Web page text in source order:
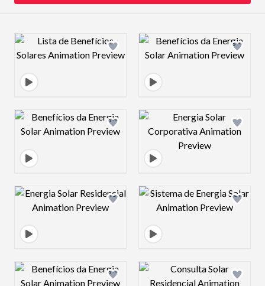
Design preview image Design preview
Design preview image Design preview
Design preview image Design preview
Design preview image Design preview